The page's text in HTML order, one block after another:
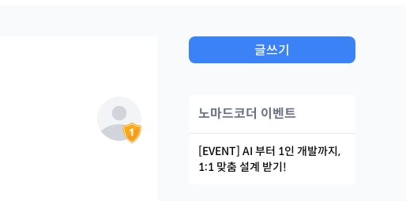
글쓰기
노마드코더 이벤트
[EVENT] AI 부터 1인 개발까지,
1:1 맞춤 설계 받기!